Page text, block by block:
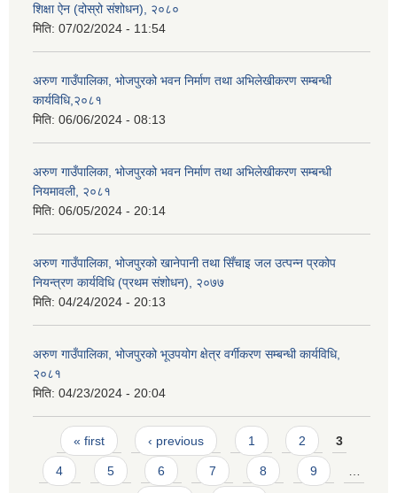
शिक्षा ऐन (दोस्रो संशोधन), २०८०
मिति: 07/02/2024 - 11:54
अरुण गाउँपालिका, भोजपुरको भवन निर्माण तथा अभिलेखीकरण सम्बन्धी
कार्यविधि,२०८१
मिति: 06/06/2024 - 08:13
अरुण गाउँपालिका, भोजपुरको भवन निर्माण तथा अभिलेखीकरण सम्बन्धी
नियमावली, २०८१
मिति: 06/05/2024 - 20:14
अरुण गाउँपालिका, भोजपुरको खानेपानी तथा सिँचाइ जल उत्पन्न प्रकोप
नियन्त्रण कार्यविधि (प्रथम संशोधन), २०७७
मिति: 04/24/2024 - 20:13
अरुण गाउँपालिका, भोजपुरको भूउपयोग क्षेत्र वर्गीकरण सम्बन्धी कार्यविधि,
२०८१
मिति: 04/23/2024 - 20:04
Pages
« first ‹ previous 1 2 3
4 5 6 7 8 9 …